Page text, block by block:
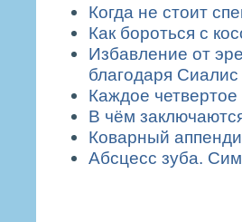
Когда не стоит
Как бороться с
Избавление от
благодаря Сиалис
Каждое
В чём
Коварный
Абсцесс зуба.